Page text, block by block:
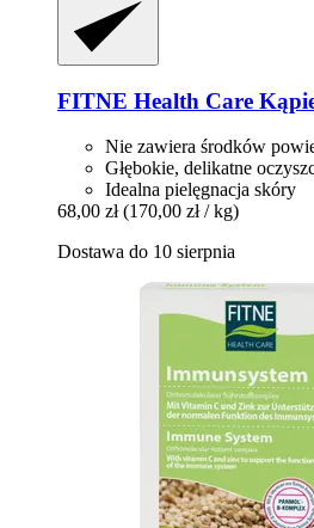
FITNE Health Care
Nie zawiera środków
Głębokie, delikatne
Idealna pielęgnacja skóry
68,00 zł (170,00 zł / kg)
Dostawa do 10 sierpnia